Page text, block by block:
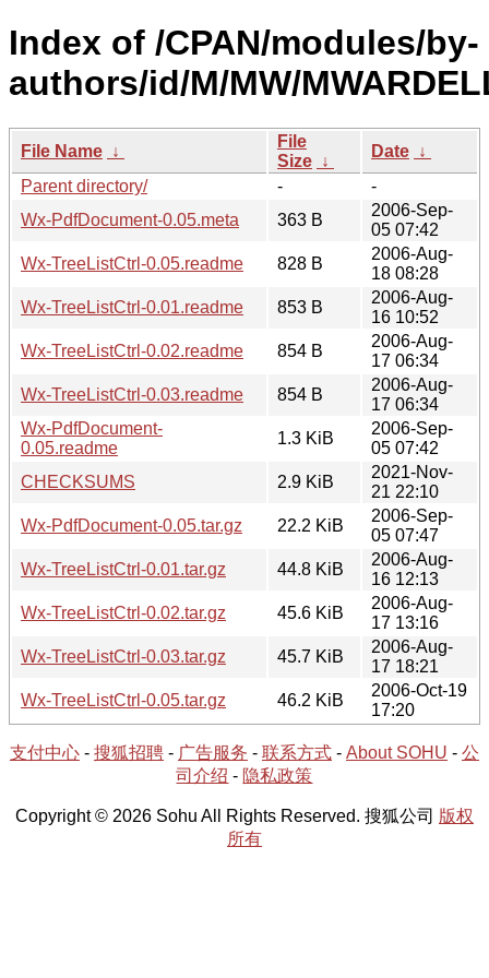
Index of /CPAN/modules/by-
authors/id/M/MW/
File Name ↓
File
Size ↓
Date ↓
Parent directory/
-
-
Wx-PdfDocument-0.05.meta
363 B
2006-Sep-
05 07:42
Wx-TreeListCtrl-0.05.readme
828 B
2006-Aug-
18 08:28
Wx-TreeListCtrl-0.01.readme
853 B
2006-Aug-
16 10:52
Wx-TreeListCtrl-0.02.readme
854 B
2006-Aug-
17 06:34
Wx-TreeListCtrl-0.03.readme
854 B
2006-Aug-
17 06:34
Wx-PdfDocument-
0.05.readme
1.3 KiB
2006-Sep-
05 07:42
CHECKSUMS
2.9 KiB
2021-Nov-
21 22:10
Wx-PdfDocument-0.05.tar.gz
22.2 KiB
2006-Sep-
05 07:47
Wx-TreeListCtrl-0.01.tar.gz
44.8 KiB
2006-Aug-
16 12:13
Wx-TreeListCtrl-0.02.tar.gz
45.6 KiB
2006-Aug-
17 13:16
Wx-TreeListCtrl-0.03.tar.gz
45.7 KiB
2006-Aug-
17 18:21
Wx-TreeListCtrl-0.05.tar.gz
46.2 KiB
2006-Oct-19
17:20
支付中心 - 搜狐招聘 - 广告服务 - 联系方式 - About SOHU - 公
司介绍 - 隐私政策
Copyright © 2026 Sohu All Rights Reserved. 搜狐公司 版权
所有